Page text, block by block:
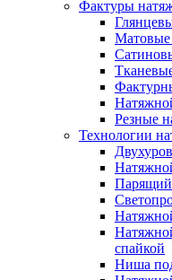
Фактуры
Матовые
Резные
Технологии
Парящий
спайкой
Ниша